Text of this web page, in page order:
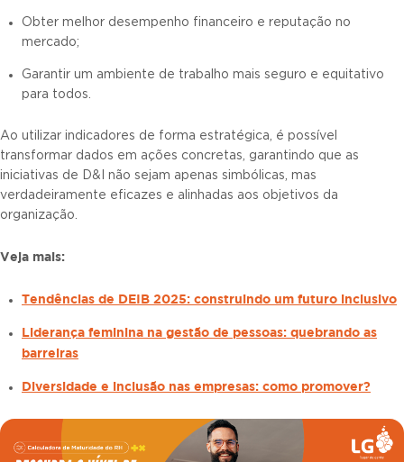
Obter melhor desempenho financeiro e reputação no
mercado;
Garantir um ambiente de trabalho mais seguro e equitativo
para todos.
Ao utilizar indicadores de forma estratégica, é possível
transformar dados em ações concretas, garantindo que as
iniciativas de D&I não sejam apenas simbólicas, mas
verdadeiramente eficazes e alinhadas aos objetivos da
organização.
Veja mais:
Tendências de DEIB 2025: construindo um futuro inclusivo
Liderança feminina na gestão de pessoas: quebrando as
barreiras
Diversidade e inclusão nas empresas: como promover?